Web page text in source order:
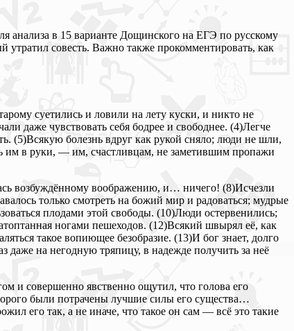
анализа в 15 варианте Дощинского на ЕГЭ по русскому
утратил совесть. Важно также прокомментировать, как
суетились и ловили на лету куски, и никто не
даже чувствовать себя бодрее и свободнее. (4)Легче
(5)Всякую болезнь вдруг как рукой сняло; люди не шли,
им в руки, — им, счастливцам, не заметившим пропажи
возбуждённому воображению, и… ничего! (8)Исчезли
только смотреть на божий мир и радоваться; мудрые
плодами этой свободы. (10)Люди остервенились;
ногами пешеходов. (12)Всякий швырял её, как
такое вопиющее безобразие. (13)И бог знает, долго
даже на негодную тряпицу, в надежде получить за неё
и совершенно явственно ощутил, что голова его
были потрачены лучшие силы его существа…
его так, а не иначе, что такое он сам — всё это такие